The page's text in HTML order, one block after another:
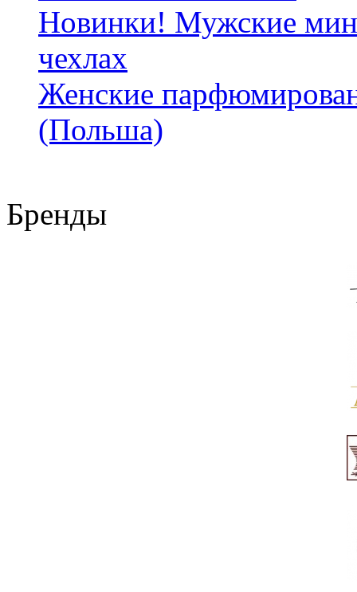
Новинки! Мужские
чехлах
Женские
(Польша)
Бренды